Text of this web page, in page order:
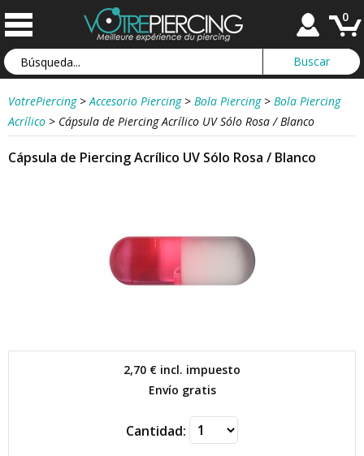
0
VotrePiercing > Accesorio Piercing > Bola Piercing > Bola Piercing
Acrílico > Cápsula de Piercing Acrílico UV Sólo Rosa / Blanco
Cápsula de Piercing Acrílico UV Sólo Rosa / Blanco
2,70 € incl. impuesto
Envío gratis
Cantidad: